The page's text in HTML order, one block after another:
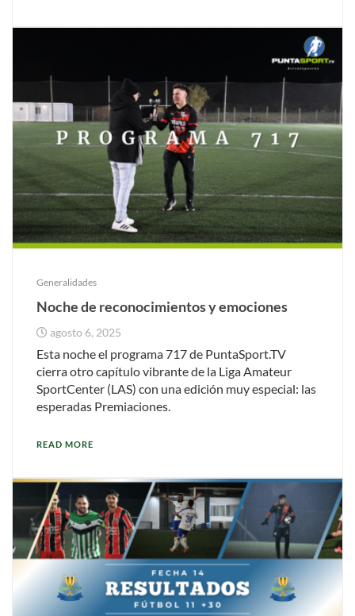
Generalidades
Noche de reconocimientos y emociones
agosto 6, 2025
Esta noche el programa 717 de PuntaSport.TV
cierra otro capítulo vibrante de la Liga Amateur
SportCenter (LAS) con una edición muy especial: las
esperadas Premiaciones.
READ MORE